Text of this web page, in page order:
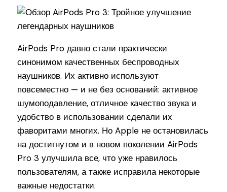
AirPods Pro давно стали практически
синонимом качественных беспроводных
наушников. Их активно используют
повсеместно — и не без оснований: активное
шумоподавление, отличное качество звука и
удобство в использовании сделали их
фаворитами многих. Но Apple не остановилась
на достигнутом и в новом поколении AirPods
Pro 3 улучшила все, что уже нравилось
пользователям, а также исправила некоторые
важные недостатки.